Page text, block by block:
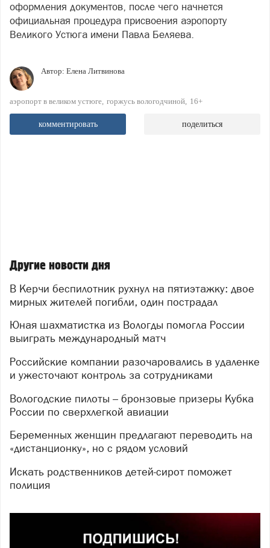
оформления документов, после чего начнется
официальная процедура присвоения аэропорту
Великого Устюга имени Павла Беляева.
Автор: Елена Литвинова
аэропорт в великом устюге горжусь вологодчиной 16+
комментировать поделиться
Другие новости дня
В Керчи беспилотник рухнул на пятиэтажку: двое
мирных жителей погибли, один пострадал
Юная шахматистка из Вологды помогла России
выиграть международный матч
Российские компании разочаровались в удаленке
и ужесточают контроль за сотрудниками
Вологодские пилоты – бронзовые призеры Кубка
России по сверхлегкой авиации
Беременных женщин предлагают переводить на
«дистанционку», но с рядом условий
Искать родственников детей-сирот поможет
полиция